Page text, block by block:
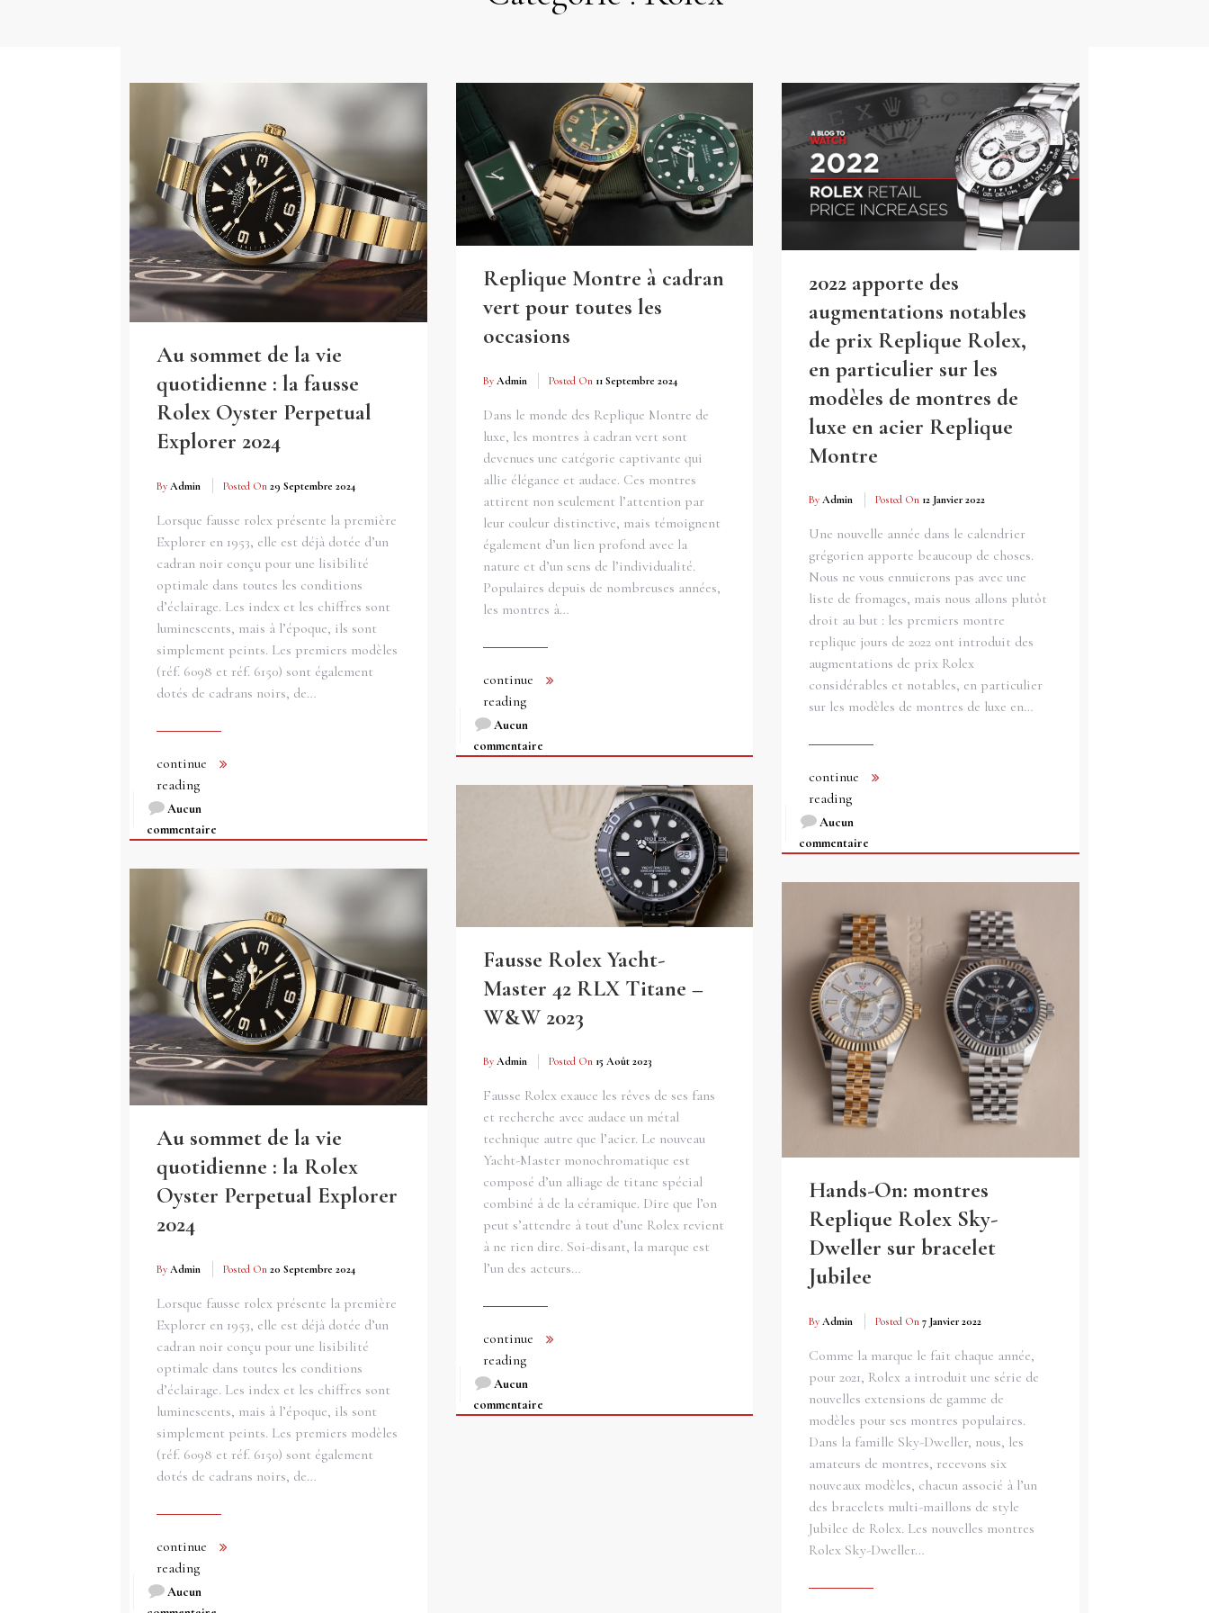
Au sommet de la vie
quotidienne : la fausse
Rolex Oyster Perpetual
Explorer 2024
By Admin Posted On29 Septembre 2024
Lorsque fausse rolex présente la première
Explorer en 1953, elle est déjà dotée d’un
cadran noir conçu pour une lisibilité
optimale dans toutes les conditions
d’éclairage. Les index et les chiffres sont
luminescents, mais à l’époque, ils sont
simplement peints. Les premiers modèles
(réf. 6098 et réf. 6150) sont également
dotés de cadrans noirs, de…
continue
reading
Aucun
commentaire
Au sommet de la vie
quotidienne : la Rolex
Oyster Perpetual Explorer
2024
By Admin Posted On20 Septembre 2024
Lorsque fausse rolex présente la première
Explorer en 1953, elle est déjà dotée d’un
cadran noir conçu pour une lisibilité
optimale dans toutes les conditions
d’éclairage. Les index et les chiffres sont
luminescents, mais à l’époque, ils sont
simplement peints. Les premiers modèles
(réf. 6098 et réf. 6150) sont également
dotés de cadrans noirs, de…
continue
reading
Aucun
Replique Montre à cadran
vert pour toutes les
occasions
By Admin Posted On 11 Septembre 2024
Dans le monde des Replique Montre de
luxe, les montres à cadran vert sont
devenues une catégorie captivante qui
allie élégance et audace. Ces montres
attirent non seulement l’attention par
leur couleur distinctive, mais témoignent
également d’un lien profond avec la
nature et d’un sens de l’individualité.
Populaires depuis de nombreuses années,
les montres à…
continue
reading
Aucun
commentaire
Fausse Rolex Yacht-
Master 42 RLX Titane –
W&W 2023
By Admin Posted On 15 Août 2023
Fausse Rolex exauce les rêves de ses fans
et recherche avec audace un métal
technique autre que l’acier. Le nouveau
Yacht-Master monochromatique est
composé d’un alliage de titane spécial
combiné à de la céramique. Dire que l’on
peut s’attendre à tout d’une Rolex revient
à ne rien dire. Soi-disant, la marque est
l’un des acteurs…
continue
reading
Aucun
commentaire
2022 apporte des
augmentations notables
de prix Replique Rolex,
en particulier sur les
modèles de montres de
luxe en acier Replique
Montre
ByAdmin Posted On 12 Janvier 2022
Une nouvelle année dans le calendrier
grégorien apporte beaucoup de choses.
Nous ne vous ennuierons pas avec une
liste de fromages, mais nous allons plutôt
droit au but : les premiers montre
replique jours de 2022 ont introduit des
augmentations de prix Rolex
considérables et notables, en particulier
sur les modèles de montres de luxe en…
continue
reading
Aucun
commentaire
Hands-On: montres
Replique Rolex Sky-
Dweller sur bracelet
Jubilee
ByAdmin Posted On 7 Janvier 2022
Comme la marque le fait chaque année,
pour 2021, Rolex a introduit une série de
nouvelles extensions de gamme de
modèles pour ses montres populaires.
Dans la famille Sky-Dweller, nous, les
amateurs de montres, recevons six
nouveaux modèles, chacun associé à l’un
des bracelets multi-maillons de style
Jubilee de Rolex. Les nouvelles montres
Rolex Sky-Dweller…